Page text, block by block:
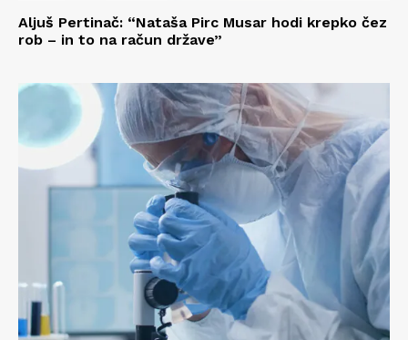
Aljuš Pertinač: “Nataša Pirc Musar hodi krepko čez
rob – in to na račun države”